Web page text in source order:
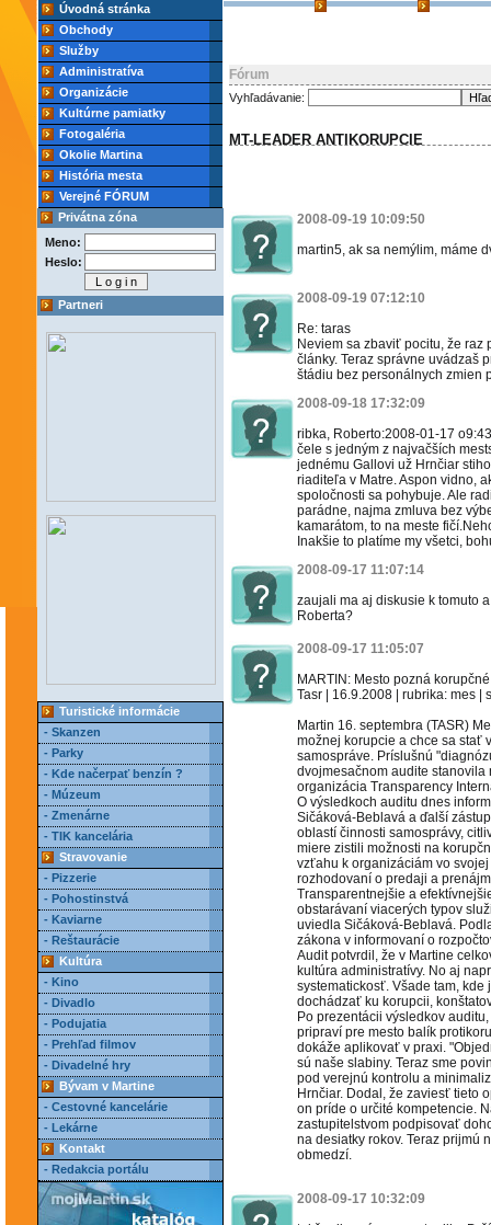
Úvodná stránka
Obchody
Služby
Administratíva
Organizácie
Kultúrne pamiatky
Fotogaléria
Okolie Martina
História mesta
Verejné FÓRUM
Privátna zóna
Meno:
Heslo:
Partneri
Turistické informácie
- Skanzen
- Parky
- Kde načerpať benzín ?
- Múzeum
- Zmenárne
- TIK kancelária
Stravovanie
- Pizzerie
- Pohostinstvá
- Kaviarne
- Reštaurácie
Kultúra
- Kino
- Divadlo
- Podujatia
- Prehľad filmov
- Divadelné hry
Bývam v Martine
- Cestovné kancelárie
- Lekárne
Kontakt
- Redakcia portálu
Fórum
Vyhľadávanie:
MT-LEADER ANTIKORUPCIE
2008-09-19 10:09:50
martin5, ak sa nemýlim, máme
2008-09-19 07:12:10
Re: taras
Neviem sa zbaviť pocitu, že
články. Teraz správne uvádzaš
štádiu bez personálnych zmien
2008-09-18 17:32:09
ribka, Roberto:2008-01-17
čele s jedným z najvačších
jednému Gallovi už Hrnčiar
riaditeľa v Matre. Aspon vidno,
spoločnosti sa pohybuje. Ale
parádne, najma zmluva bez
kamarátom, to na meste
Inakšie to platíme my všetci,
2008-09-17 11:07:14
zaujali ma aj diskusie k tomuto
Roberta?
2008-09-17 11:05:07
MARTIN: Mesto pozná
Tasr | 16.9.2008 | rubrika: mes |
Martin 16. septembra (TASR)
možnej korupcie a chce sa stať
samospráve. Príslušnú
dvojmesačnom audite
organizácia Transparency
O výsledkoch auditu dnes
Sičáková-Beblavá a ďalší
oblastí činnosti samosprávy,
miere zistili možnosti na
vzťahu k organizáciám vo
rozhodovaní o predaji a
Transparentnejšie a
obstarávaní viacerých typov
uviedla Sičáková-Beblavá.
zákona v informovaní o
Audit potvrdil, že v Martine
kultúra administratívy. No aj
systematickosť. Všade tam,
dochádzať ku korupcii,
Po prezentácii výsledkov
pripraví pre mesto balík
dokáže aplikovať v praxi.
sú naše slabiny. Teraz sme
pod verejnú kontrolu a
Hrnčiar. Dodal, že zaviesť tieto
on príde o určité kompetencie.
zastupitelstvom podpisovať
na desiatky rokov. Teraz prijmú
obmedzí.
2008-09-17 10:32:09